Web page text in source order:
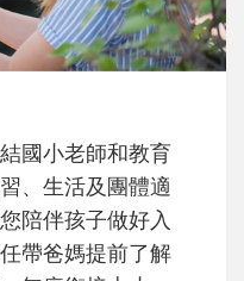
能力養成。爸爸
孩子每個重要的